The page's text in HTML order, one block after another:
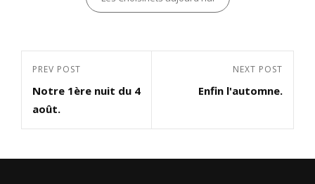
Navigation
de
l’article
Previous
Post
PREV POST
Notre 1ère nuit du 4
août.
Post
NEXT POST
Enfin l'automne.